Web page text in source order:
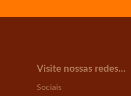
Visite nossas redes...
Sociais